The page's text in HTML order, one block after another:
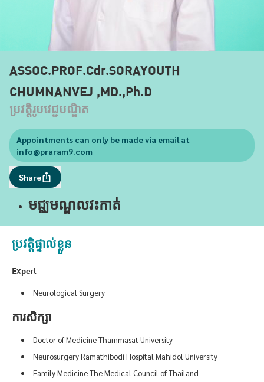
ASSOC.PROF.Cdr.SORAYOUTH
CHUMNANVEJ ,MD.,Ph.D
ប្រវត្តិរូបវេជ្ជបណ្ឌិត
Appointments can only be made via email at
info@praram9.com
Share
មជ្ឈមណ្ឌលវះកាត់
ប្រវត្តិផ្ទាល់ខ្លួន
Expert
Neurological Surgery
ការសិក្សា
Doctor of Medicine Thammasat University
Neurosurgery Ramathibodi Hospital Mahidol University
Family Medicine The Medical Council of Thailand